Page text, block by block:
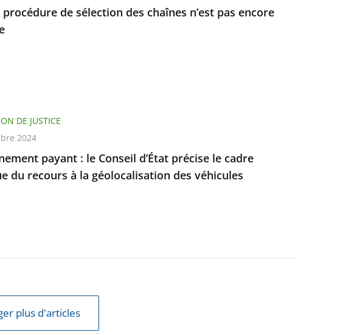
procédure de sélection des chaînes n’est pas encore
payant : le Conseil d’État précise le cadre
du recours à la géolocalisation des véhicules
DE JUSTICE
2024
plus d'articles